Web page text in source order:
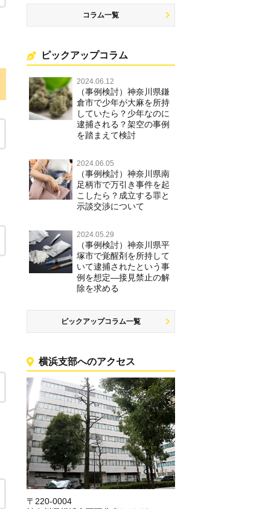
コラム一覧
ピックアップコラム
2024.06.12
（事例検討）神奈川県鎌
倉市で少年が大麻を所持
していたら？少年なのに
逮捕される？架空の事例
を踏まえて検討
2024.06.05
（事例検討）神奈川県南
足柄市で万引き事件を起
こしたら？成立する罪と
示談交渉について
2024.05.29
（事例検討）神奈川県平
塚市で覚醒剤を所持して
いて逮捕されたという事
例を想定―接見禁止の解
除を求める
ピックアップコラム一覧
横浜支部へのアクセス
〒220-0004